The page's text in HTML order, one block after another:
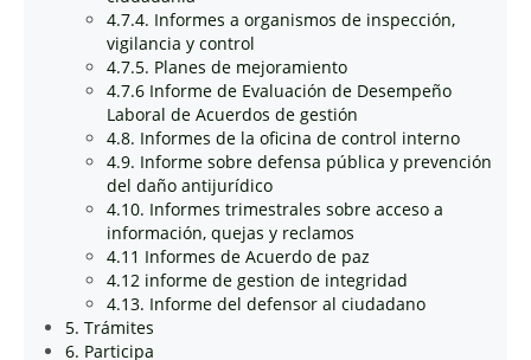
4.7.4. Informes a organismos de inspección,
vigilancia y control
4.7.5. Planes de mejoramiento
4.7.6 Informe de Evaluación de Desempeño
Laboral de Acuerdos de gestión
4.8. Informes de la oficina de control interno
4.9. Informe sobre defensa pública y prevención
del daño antijurídico
4.10. Informes trimestrales sobre acceso a
información, quejas y reclamos
4.11 Informes de Acuerdo de paz
4.12 informe de gestion de integridad
4.13. Informe del defensor al ciudadano
5. Trámites
6. Participa